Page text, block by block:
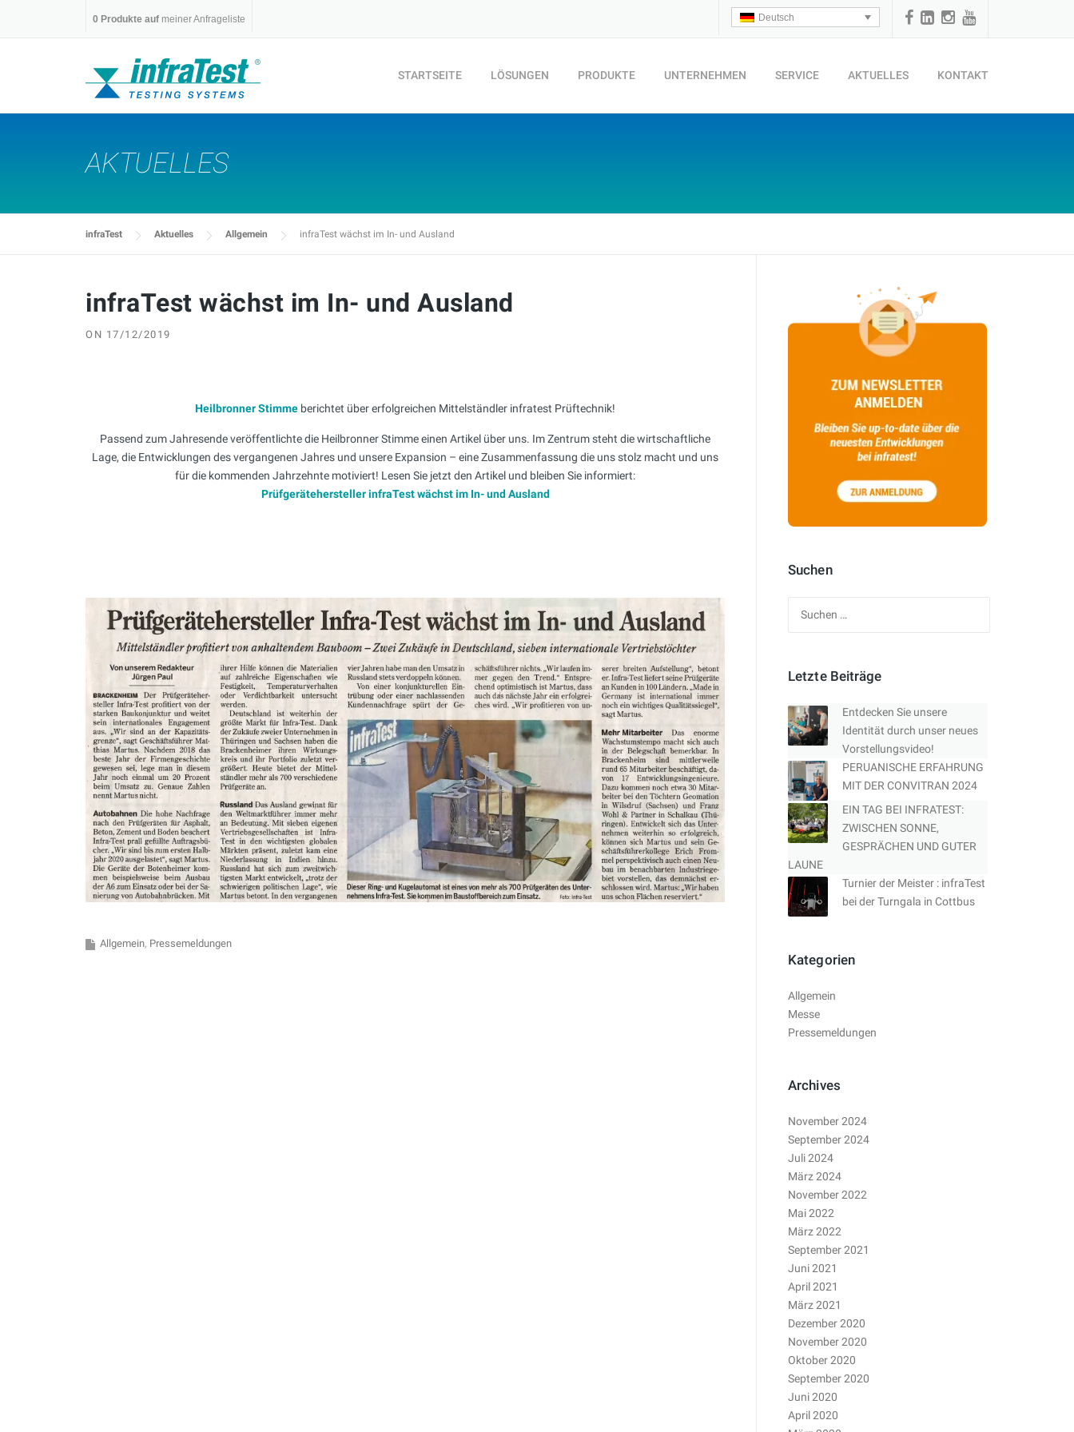
0 Produkte auf meiner Anfrageliste Deutsch
STARTSEITE LÖSUNGEN PRODUKTE UNTERNEHMEN SERVICE AKTUELLES KONTAKT
AKTUELLES
infraTest Aktuelles Allgemein infraTest wächst im In- und Ausland
infraTest wächst im In- und Ausland
ON 17/12/2019
Heilbronner Stimme berichtet über erfolgreichen Mittelständler infratest Prüftechnik!
Passend zum Jahresende veröffentlichte die Heilbronner Stimme einen Artikel über uns. Im Zentrum steht die wirtschaftliche
Lage, die Entwicklungen des vergangenen Jahres und unsere Expansion – eine Zusammenfassung die uns stolz macht und uns
für die kommenden Jahrzehnte motiviert! Lesen Sie jetzt den Artikel und bleiben Sie informiert:
Prüfgerätehersteller infraTest wächst im In- und Ausland
Allgemein Pressemeldungen
Suchen
Letzte Beiträge
Entdecken Sie unsere
Identität durch unser neues
Vorstellungsvideo!
PERUANISCHE ERFAHRUNG
MIT DER CONVITRAN 2024
EIN TAG BEI INFRATEST:
ZWISCHEN SONNE,
GESPRÄCHEN UND GUTER
LAUNE
Turnier der Meister : infraTest
bei der Turngala in Cottbus
Kategorien
Allgemein
Messe
Pressemeldungen
Archives
November 2024
September 2024
Juli 2024
März 2024
November 2022
Mai 2022
März 2022
September 2021
Juni 2021
April 2021
März 2021
Dezember 2020
November 2020
Oktober 2020
September 2020
Juni 2020
April 2020